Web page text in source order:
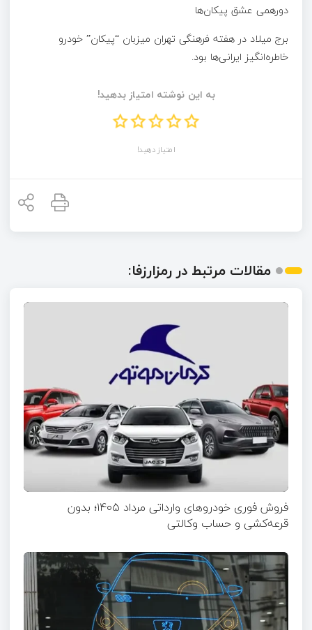
دورهمی عشق پیکان‌ها
برج میلاد در هفته فرهنگی تهران میزبان “پیکان” خودرو
خاطره‌انگیز ایرانی‌ها بود.
به این نوشته امتیاز بدهید!
امتیاز دهید!
مقالات مرتبط در رمزارزفا:
فروش فوری خودروهای وارداتی مرداد ۱۴۰۵؛ بدون
قرعه‌کشی و حساب وکالتی